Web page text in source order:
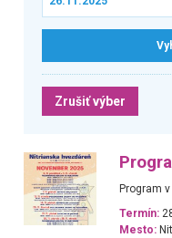
Zrušiť výber
Program
Termín:
Mesto: